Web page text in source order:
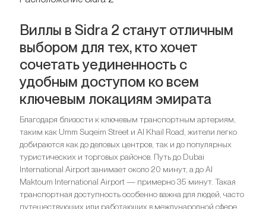
Виллы в Sidra 2 станут отличным
выбором для тех, кто хочет
сочетать уединенность с
удобным доступом ко всем
ключевым локациям эмирата
Благодаря близости к ключевым транспортным артериям,
таким как Umm Suqeim Street и Al Khail Road, жители легко
добираются как до деловых центров, так и до популярных
туристических и торговых районов. Путь до Dubai
International Airport занимает около 20 минут, а до Al
Maktoum International Airport — примерно 35 минут. Такая
транспортная доступность особенно важна для людей, часто
путешествующих или работающих в международной сфере,